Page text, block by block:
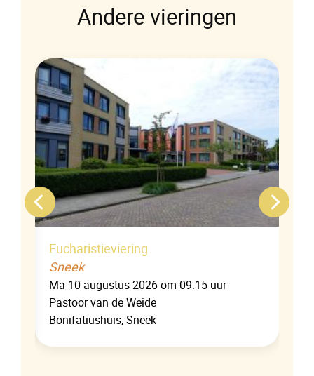
Andere vieringen
Eucharistieviering
Sneek
Ma 10 augustus 2026 om 09:15 uur
Pastoor van de Weide
Bonifatiushuis, Sneek